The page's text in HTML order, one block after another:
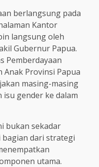
berlangsung pada
Kantor
langsung oleh
Gubernur Papua.
Pemberdayaan
Anak Provinsi Papua
masing-masing
gender ke dalam
bukan sekadar
dari strategi
utama.